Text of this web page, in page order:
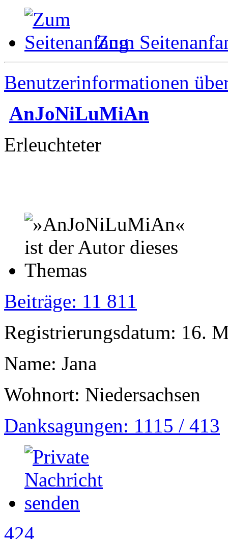
Zum
Benutzerinformationen
AnJoNiLuMiAn
Erleuchteter
Beiträge: 11 811
Registrierungsdatum: 16.
Name: Jana
Wohnort: Niedersachsen
Danksagungen: 1115 / 413
424